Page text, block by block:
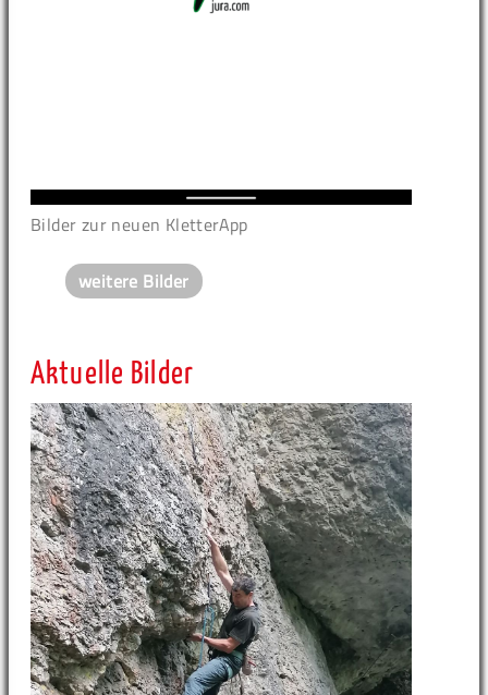
Bilder zur neuen KletterApp
weitere Bilder
Aktuelle Bilder